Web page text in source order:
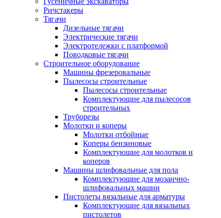
Ричстакеры
Тягачи
Дизельные тягачи
Электрические тягачи
Электротележки с платформой
Поводковые тягачи
Строительное оборудование
Машины фрезеровальные
Пылесосы строительные
Пылесосы строительные
Комплектующие для пылесосов
строительных
Труборезы
Молотки и коперы
Молотки отбойные
Коперы бензиновые
Комплектующие для молотков и
коперов
Машины шлифовальные для пола
Комплектующие для мозаично-
шлифовальных машин
Пистолеты вязальные для арматуры
Комплектующие для вязальных
пистолетов